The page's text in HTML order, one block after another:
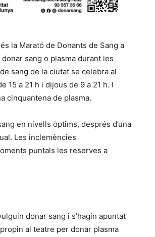
la Marató de Donants de Sang a
sang o plasma durant les
sang de la ciutat se celebra al
15 a 21 h i dijous de 9 a 21 h. I
cinquantena de plasma.
en nivells òptims, després d’una
Les inclemències
puntals les reserves a
donar sang i s’hagin apuntat
al teatre per donar plasma